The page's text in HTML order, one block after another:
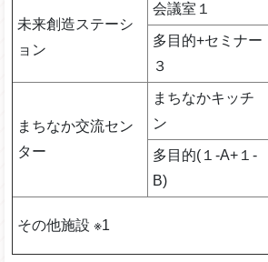
未来創造ステーシ
ョン
会議室１
多目的+セミナー
３
まちなか交流セン
ター
まちなかキッチ
ン
多目的(１-A+１-
B)
その他施設 ※1